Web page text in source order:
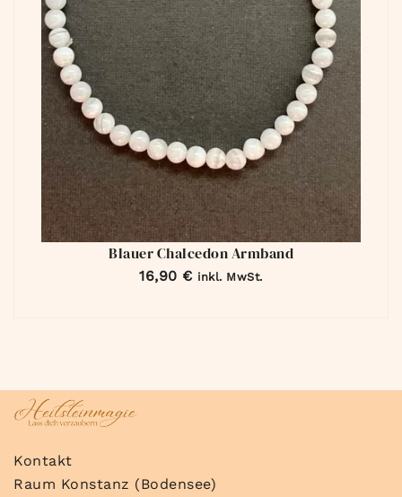
Blauer Chalcedon Armband
16,90 € inkl. MwSt.
Kontakt
Raum Konstanz (Bodensee)